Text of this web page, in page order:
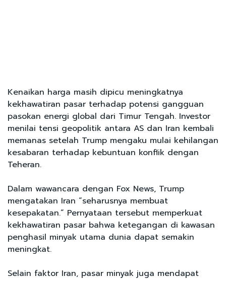
Kenaikan harga masih dipicu meningkatnya
kekhawatiran pasar terhadap potensi gangguan
pasokan energi global dari Timur Tengah. Investor
menilai tensi geopolitik antara AS dan Iran kembali
memanas setelah Trump mengaku mulai kehilangan
kesabaran terhadap kebuntuan konflik dengan
Teheran.
Dalam wawancara dengan Fox News, Trump
mengatakan Iran “seharusnya membuat
kesepakatan.” Pernyataan tersebut memperkuat
kekhawatiran pasar bahwa ketegangan di kawasan
penghasil minyak utama dunia dapat semakin
meningkat.
Selain faktor Iran, pasar minyak juga mendapat